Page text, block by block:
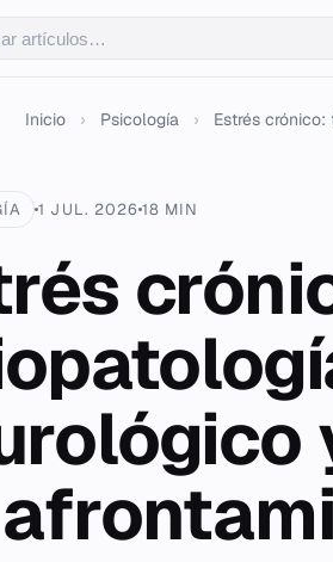
Inicio › Psicología › Estrés
1 JUL. 2026 18 MIN